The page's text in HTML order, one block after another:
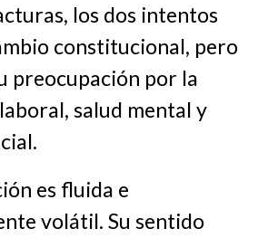
los dos intentos
constitucional, pero
preocupación por la
salud mental y
es fluida e
volátil. Su sentido